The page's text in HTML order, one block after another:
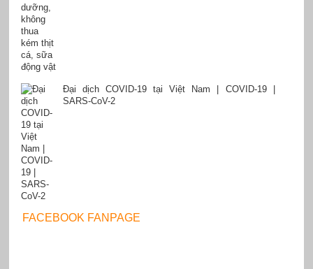
Đại dịch COVID-19 tại Việt Nam | COVID-19 |
SARS-CoV-2
FACEBOOK FANPAGE